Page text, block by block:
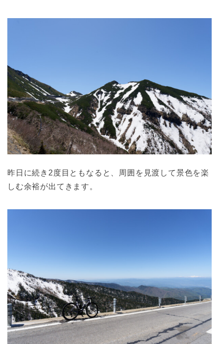
昨日に続き2度目ともなると、周囲を見渡して景色を楽
しむ余裕が出てきます。